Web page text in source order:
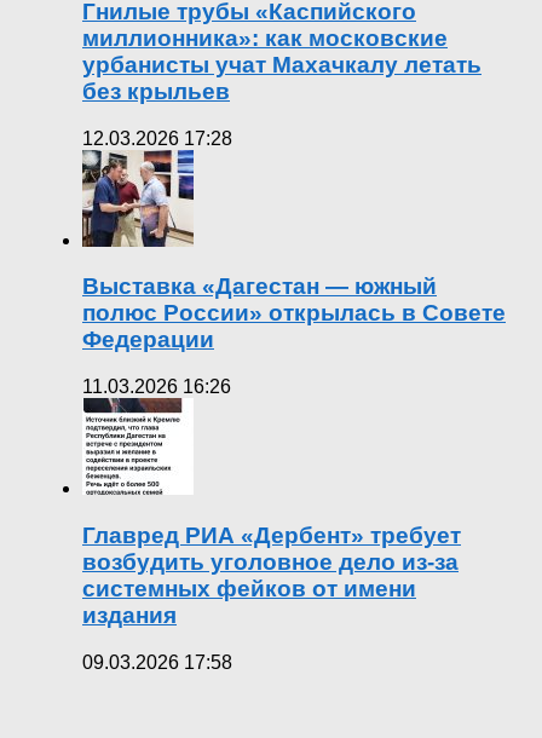
Гнилые трубы «Каспийского
миллионника»: как московские
урбанисты учат Махачкалу летать
без крыльев
12.03.2026 17:28
Выставка «Дагестан — южный
полюс России» открылась в Совете
Федерации
11.03.2026 16:26
Главред РИА «Дербент» требует
возбудить уголовное дело из-за
системных фейков от имени
издания
09.03.2026 17:58